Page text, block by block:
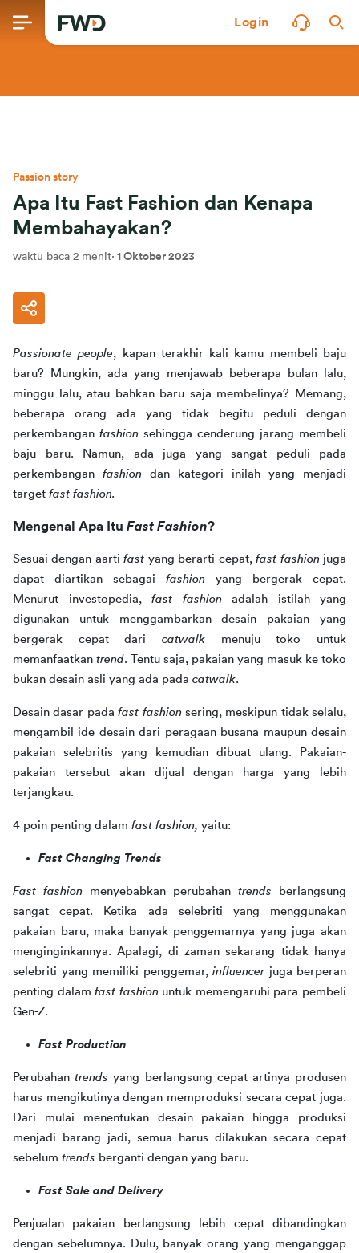
Login
Passion story
Apa Itu Fast Fashion dan Kenapa
Membahayakan?
waktu baca 2 menit· 1 Oktober 2023
Passionate people, kapan terakhir kali kamu membeli baju
baru? Mungkin, ada yang menjawab beberapa bulan lalu,
minggu lalu, atau bahkan baru saja membelinya? Memang,
beberapa orang ada yang tidak begitu peduli dengan
perkembangan fashion sehingga cenderung jarang membeli
baju baru. Namun, ada juga yang sangat peduli pada
perkembangan fashion dan kategori inilah yang menjadi
target fast fashion.
Mengenal Apa Itu Fast Fashion?
Sesuai dengan aarti fast yang berarti cepat, fast fashion juga
dapat diartikan sebagai fashion yang bergerak cepat.
Menurut investopedia, fast fashion adalah istilah yang
digunakan untuk menggambarkan desain pakaian yang
bergerak cepat dari catwalk menuju toko untuk
memanfaatkan trend. Tentu saja, pakaian yang masuk ke toko
bukan desain asli yang ada pada catwalk.
Desain dasar pada fast fashion sering, meskipun tidak selalu,
mengambil ide desain dari peragaan busana maupun desain
pakaian selebritis yang kemudian dibuat ulang. Pakaian-
pakaian tersebut akan dijual dengan harga yang lebih
terjangkau.
4 poin penting dalam fast fashion, yaitu:
Fast Changing Trends
Fast fashion menyebabkan perubahan trends berlangsung
sangat cepat. Ketika ada selebriti yang menggunakan
pakaian baru, maka banyak penggemarnya yang juga akan
menginginkannya. Apalagi, di zaman sekarang tidak hanya
selebriti yang memiliki penggemar, influencer juga berperan
penting dalam fast fashion untuk memengaruhi para pembeli
Gen-Z.
Fast Production
Perubahan trends yang berlangsung cepat artinya produsen
harus mengikutinya dengan memproduksi secara cepat juga.
Dari mulai menentukan desain pakaian hingga produksi
menjadi barang jadi, semua harus dilakukan secara cepat
sebelum trends berganti dengan yang baru.
Fast Sale and Delivery
Penjualan pakaian berlangsung lebih cepat dibandingkan
dengan sebelumnya. Dulu, banyak orang yang menganggap